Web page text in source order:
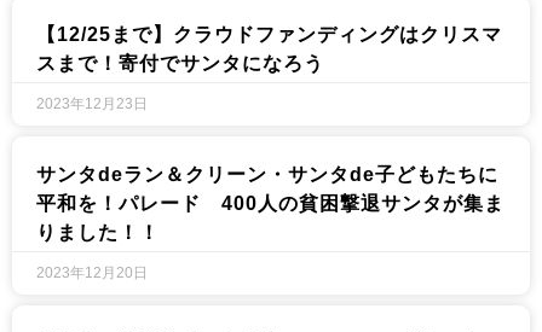
【12/25まで】クラウドファンディングはクリスマ
スまで！寄付でサンタになろう
2023年12月23日
サンタdeラン＆クリーン・サンタde子どもたちに
平和を！パレード 400人の貧困撃退サンタが集ま
りました！！
2023年12月20日